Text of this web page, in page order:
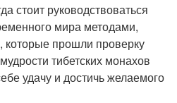
стоит руководствоваться
мира методами,
которые прошли проверку
тибетских монахов
удачу и достичь желаемого